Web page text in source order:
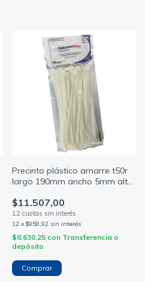
Precinto plástico amarre t50r
largo 190mm ancho 5mm alt-
$11.507,00
12 x$958,92 sin interés
$8.630,25 con Transferencia o
depósito